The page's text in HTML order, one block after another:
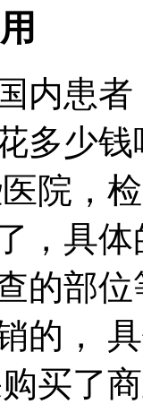
内患
多少
院，
，具
的部
的，
买了